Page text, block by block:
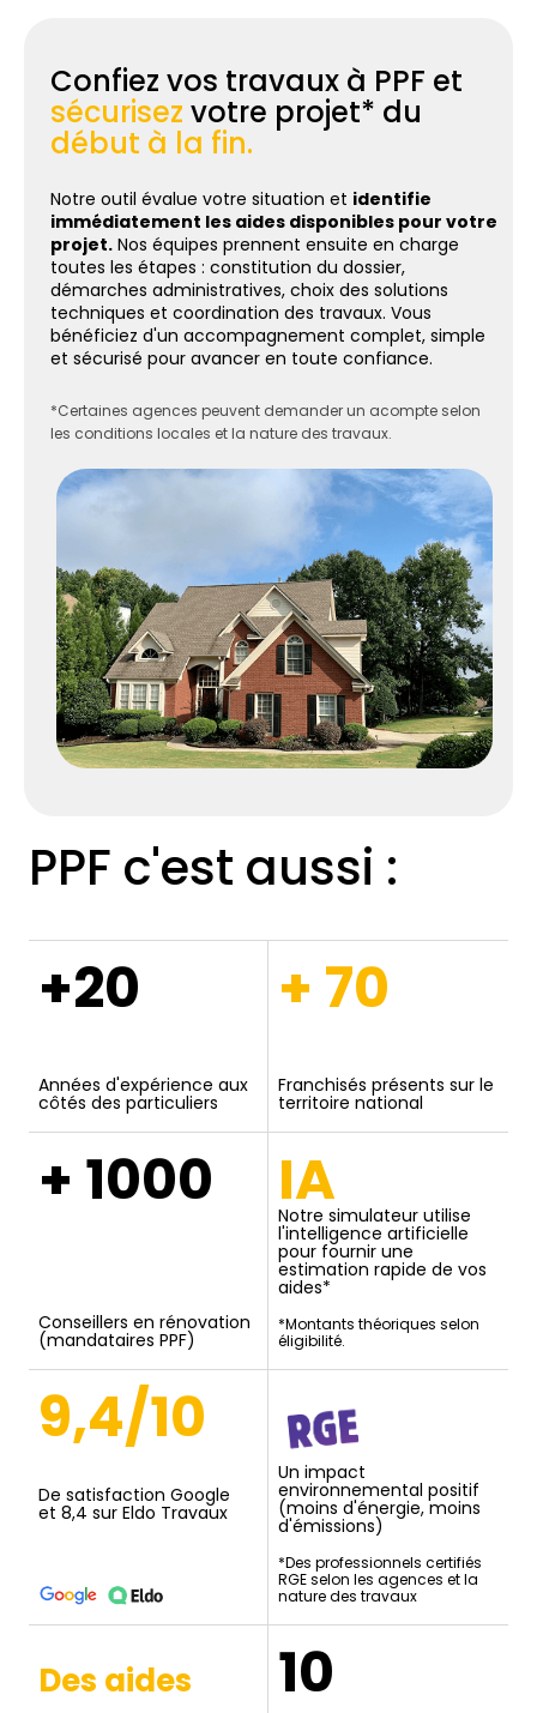
Confiez vos travaux à PPF et
sécurisez votre projet* du
début à la fin.
Notre outil évalue votre situation et identifie
immédiatement les aides disponibles pour votre
projet. Nos équipes prennent ensuite en charge
toutes les étapes : constitution du dossier,
démarches administratives, choix des solutions
techniques et coordination des travaux. Vous
bénéficiez d'un accompagnement complet, simple
et sécurisé pour avancer en toute confiance.
*Certaines agences peuvent demander un acompte selon
les conditions locales et la nature des travaux.
PPF c'est aussi :
+20
Années d'expérience aux
côtés des particuliers
+ 70
Franchisés présents sur le
territoire national
+ 1000
Conseillers en rénovation
(mandataires PPF)
IA
Notre simulateur utilise
l'intelligence artificielle
pour fournir une
estimation rapide de vos
aides*
*Montants théoriques selon
éligibilité.
9,4/10
De satisfaction Google
et 8,4 sur Eldo Travaux
Un impact
environnemental positif
(moins d'énergie, moins
d'émissions)
*Des professionnels certifiés
RGE selon les agences et la
nature des travaux
Des aides
10